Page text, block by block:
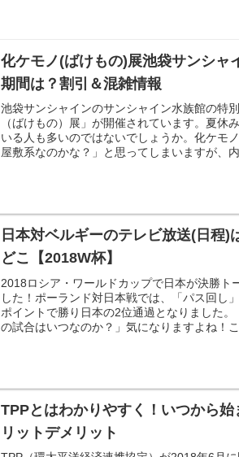
化ケモノ(ばけもの)展池袋サンシャ
期間は？割引＆混雑情報
池袋サンシャインのサンシャイン水族館の特
（ばけもの）展」が開催されています。夏休
いる人も多いのではないでしょうか。化ケモ
屋敷系なのかな？」と思ってしまいますが、
日本対ベルギーのテレビ放送(日程)
どこ【2018W杯】
2018ロシア・ワールドカップで日本が決勝ト
した！ポーランド対日本戦では、「パス回し
ポイントで勝り日本の2位通過となりました
の試合はいつなのか？」気になりますよね！こ
TPPとはわかりやすく！いつから始
リットデメリット